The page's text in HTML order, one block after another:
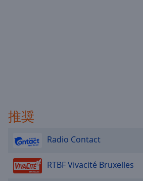
推奨
Radio Contact
RTBF Vivacité Bruxelles